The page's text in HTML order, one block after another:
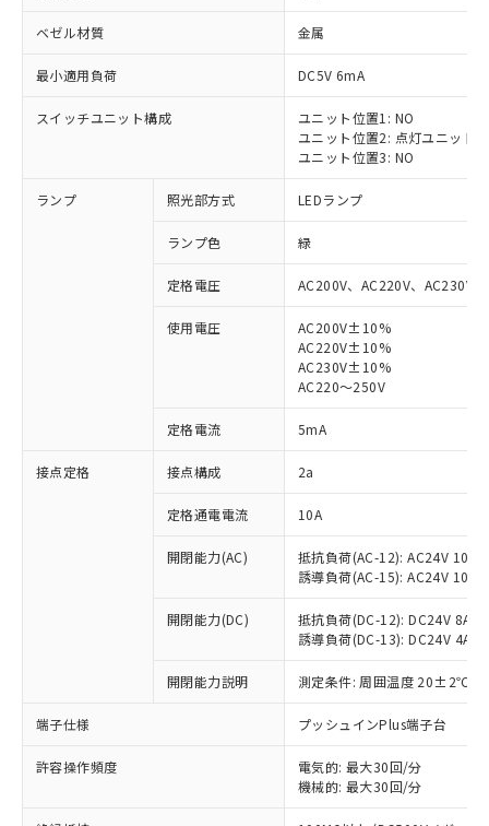
ベゼル材質 金属
最小適用負荷 DC5V 6mA
スイッチユニット構成
ユニット位置1: NO
ユニット位置2: 点灯ユニット
ユニット位置3: NO
ランプ 照光部方式 LEDランプ
ランプ色 緑
定格電圧 AC200V、AC220V、AC230V
使用電圧
AC200V±10%
AC220V±10%
AC230V±10%
AC220～250V
定格電流 5mA
接点定格 接点構成 2a
定格通電電流 10A
開閉能力(AC)
抵抗負荷(AC-12): AC24V 10A/
誘導負荷(AC-15): AC24V
開閉能力(DC)
抵抗負荷(DC-12): DC24V 8A/
誘導負荷(DC-13): DC24V 4A/
開閉能力説明 測定条件: 周囲温度 20±2℃、
端子仕様 プッシュインPlus端子台
許容操作頻度
電気的: 最大30回/分
機械的: 最大30回/分
ご利用条件
以下の条件をお読みいただき、同意のうえ
ご利用ください。
本サービスは、当社制御機器事業取扱
商品の当社在庫状況および標準価格
(税抜)を提供させていただくもので
当社制御機器事業取扱商品の中には、
ことをご了承ください。
在庫状況および標準価格照会結果は、
記載している更新日時点での社内デー
タに基づき作成されるものであり、閲
※1 対応状況
対応済み：EU RoHS指令（10物質）の
非含有に対応した製品が提供可能な商品で
対応予定：EU RoHS指令（10物質）の非含
有に対応した製品に切り替える予定のある
対応予定なし：EU RoHS指令（10物質）の
非含有に非対応の商品で、対応品を出す予
定はありません。
調査・確認中：EU RoHS指令（10物質）の
非含有の対応状況を調査中または確認中の
非該当品：ライセンス料など無形物で、有
害物質有無と関係のない商品です。
仕入先様の事情により、非含有部品として
いたものが、含有品と判明した場合などや
むを得ず変更することがあります。
鉛(Pb) 1000ppm以下、 水銀(Hg) 1000ppm以下、 カド
※1 中国RoHS○×表
「○」：最大均質材料含有率が中国RoHSの
基準値以下であることを示します。
「×」：最大均質材料含有率が中国RoHSの
基準値を超えていることを示します。
「－」：未確認です。当社販売部門へお問
い合わせください。
*中国RoHS10物質の基準値 (GB/T26572)：
当社は、これら貴社製品のうち、外国
為替および外国貿易法に定める商品
（以下｢規制貨物等」という）を輸出
または国外への提供する場合は、日本
国政府の輸出許可(または役務取引許